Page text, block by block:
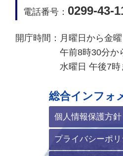
電話番号： 0299-43-
開庁時間： 月曜日から金曜
午前8時30分か
水曜日 午後7時
総合インフォ
個人情報保護方針
プライバシーポ